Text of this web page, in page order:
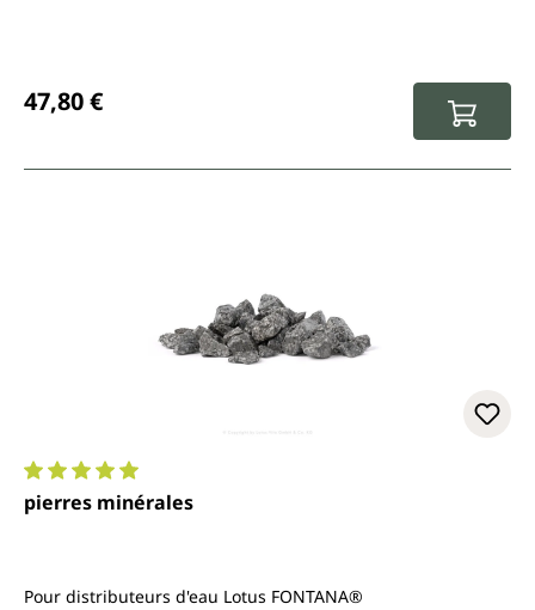
47,80 €
Note moyenne de 5 sur 5 étoiles
pierres minérales
Pour distributeurs d'eau Lotus FONTANA®